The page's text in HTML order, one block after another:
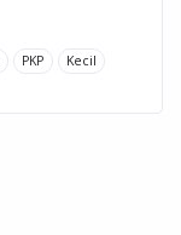
PKP Kecil